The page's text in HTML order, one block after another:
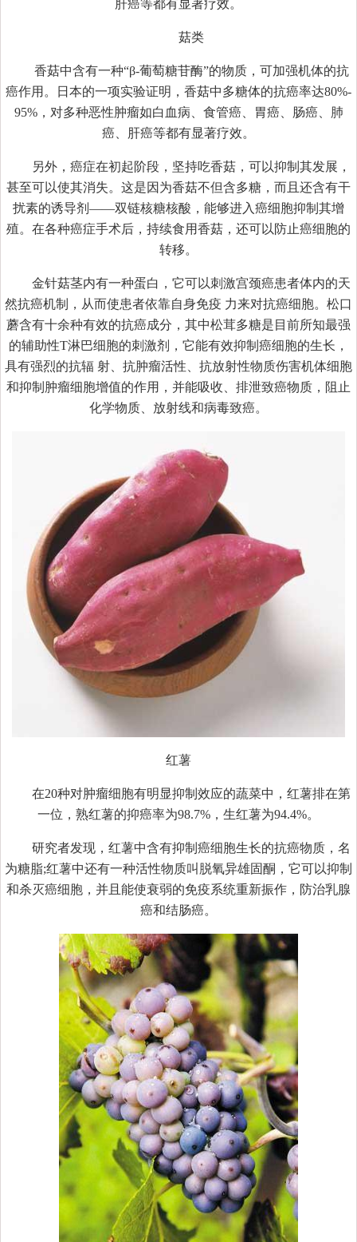
肝癌等都有显著疗效。
菇类
香菇中含有一种“β-葡萄糖苷酶”的物质，可加强机体的抗
癌作用。日本的一项实验证明，香菇中多糖体的抗癌率达80%-
95%，对多种恶性肿瘤如白血病、食管癌、胃癌、肠癌、肺
癌、肝癌等都有显著疗效。
另外，癌症在初起阶段，坚持吃香菇，可以抑制其发展，
甚至可以使其消失。这是因为香菇不但含多糖，而且还含有干
扰素的诱导剂——双链核糖核酸，能够进入癌细胞抑制其增
殖。在各种癌症手术后，持续食用香菇，还可以防止癌细胞的
转移。
金针菇茎内有一种蛋白，它可以刺激宫颈癌患者体内的天
然抗癌机制，从而使患者依靠自身免疫 力来对抗癌细胞。松口
蘑含有十余种有效的抗癌成分，其中松茸多糖是目前所知最强
的辅助性T淋巴细胞的刺激剂，它能有效抑制癌细胞的生长，
具有强烈的抗辐 射、抗肿瘤活性、抗放射性物质伤害机体细胞
和抑制肿瘤细胞增值的作用，并能吸收、排泄致癌物质，阻止
化学物质、放射线和病毒致癌。
红薯
在20种对肿瘤细胞有明显抑制效应的蔬菜中，红薯排在第
一位，熟红薯的抑癌率为98.7%，生红薯为94.4%。
研究者发现，红薯中含有抑制癌细胞生长的抗癌物质，名
为糖脂;红薯中还有一种活性物质叫脱氧异雄固酮，它可以抑制
和杀灭癌细胞，并且能使衰弱的免疫系统重新振作，防治乳腺
癌和结肠癌。